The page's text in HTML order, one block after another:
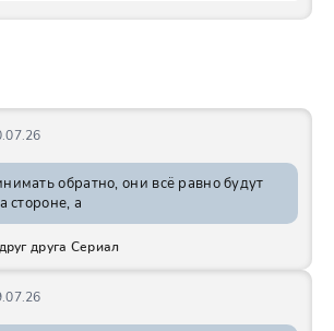
обратно, они всё равно будут
стороне, а
друга Сериал